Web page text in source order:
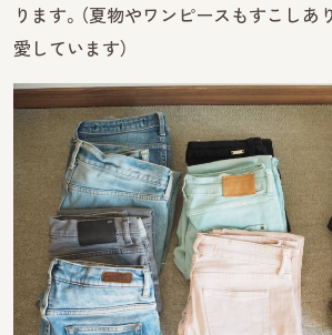
ります。（夏物やワンピースもすこしあ
愛しています）